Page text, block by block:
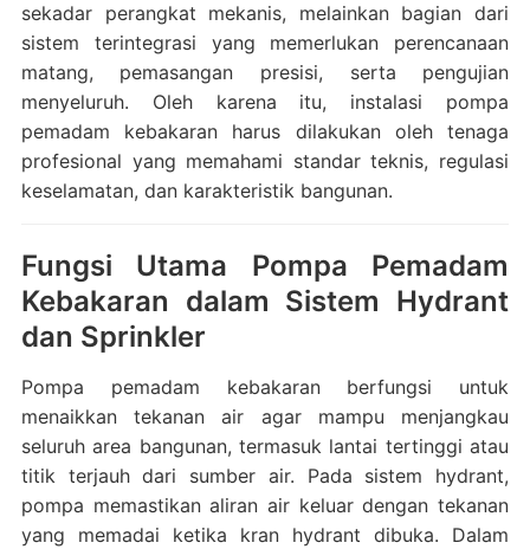
sekadar perangkat mekanis, melainkan bagian dari
sistem terintegrasi yang memerlukan perencanaan
matang, pemasangan presisi, serta pengujian
menyeluruh. Oleh karena itu, instalasi pompa
pemadam kebakaran harus dilakukan oleh tenaga
profesional yang memahami standar teknis, regulasi
keselamatan, dan karakteristik bangunan.
Fungsi Utama Pompa Pemadam
Kebakaran dalam Sistem Hydrant
dan Sprinkler
Pompa pemadam kebakaran berfungsi untuk
menaikkan tekanan air agar mampu menjangkau
seluruh area bangunan, termasuk lantai tertinggi atau
titik terjauh dari sumber air. Pada sistem hydrant,
pompa memastikan aliran air keluar dengan tekanan
yang memadai ketika kran hydrant dibuka. Dalam